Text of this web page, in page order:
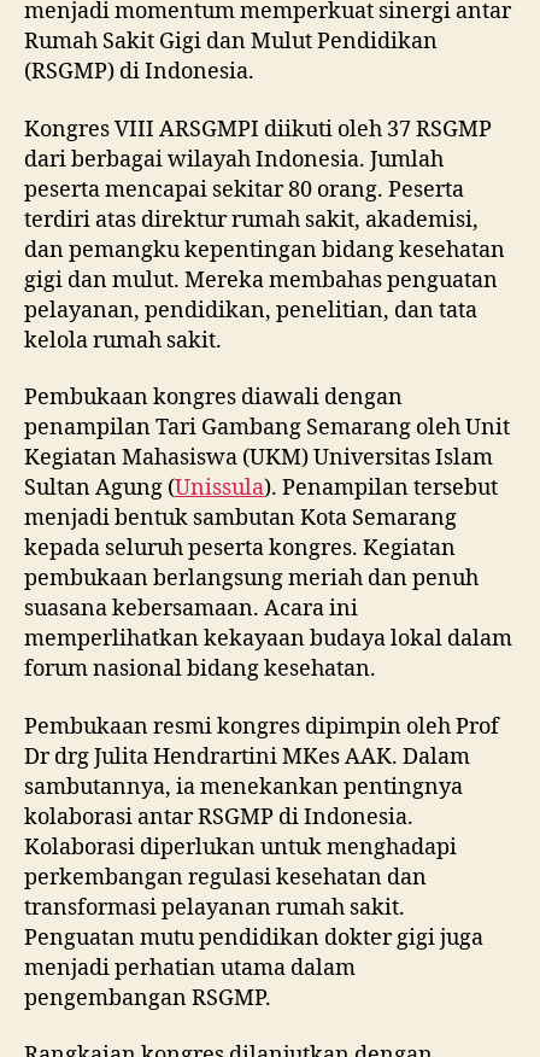
menjadi momentum memperkuat sinergi antar
Rumah Sakit Gigi dan Mulut Pendidikan
(RSGMP) di Indonesia.
Kongres VIII ARSGMPI diikuti oleh 37 RSGMP
dari berbagai wilayah Indonesia. Jumlah
peserta mencapai sekitar 80 orang. Peserta
terdiri atas direktur rumah sakit, akademisi,
dan pemangku kepentingan bidang kesehatan
gigi dan mulut. Mereka membahas penguatan
pelayanan, pendidikan, penelitian, dan tata
kelola rumah sakit.
Pembukaan kongres diawali dengan
penampilan Tari Gambang Semarang oleh Unit
Kegiatan Mahasiswa (UKM) Universitas Islam
Sultan Agung (Unissula). Penampilan tersebut
menjadi bentuk sambutan Kota Semarang
kepada seluruh peserta kongres. Kegiatan
pembukaan berlangsung meriah dan penuh
suasana kebersamaan. Acara ini
memperlihatkan kekayaan budaya lokal dalam
forum nasional bidang kesehatan.
Pembukaan resmi kongres dipimpin oleh Prof
Dr drg Julita Hendrartini MKes AAK. Dalam
sambutannya, ia menekankan pentingnya
kolaborasi antar RSGMP di Indonesia.
Kolaborasi diperlukan untuk menghadapi
perkembangan regulasi kesehatan dan
transformasi pelayanan rumah sakit.
Penguatan mutu pendidikan dokter gigi juga
menjadi perhatian utama dalam
pengembangan RSGMP.